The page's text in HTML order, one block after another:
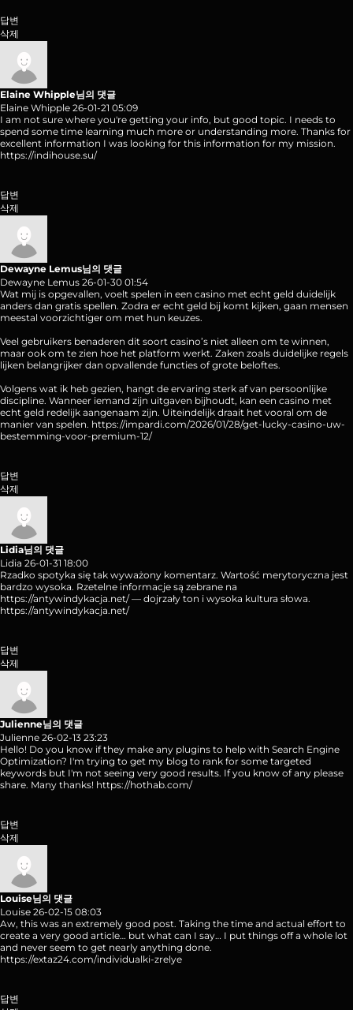
답변
삭제
Elaine Whipple님의 댓글
Elaine Whipple 26-01-21 05:09
I am not sure where you're getting your info, but good topic. I needs to
spend some time learning much more or understanding more. Thanks for
excellent information I was looking for this information for my mission.
https://indihouse.su/
답변
삭제
Dewayne Lemus님의 댓글
Dewayne Lemus 26-01-30 01:54
Wat mij is opgevallen, voelt spelen in een casino met echt geld duidelijk
anders dan gratis spellen. Zodra er echt geld bij komt kijken, gaan mensen
meestal voorzichtiger om met hun keuzes.
Veel gebruikers benaderen dit soort casino’s niet alleen om te winnen,
maar ook om te zien hoe het platform werkt. Zaken zoals duidelijke regels
lijken belangrijker dan opvallende functies of grote beloftes.
Volgens wat ik heb gezien, hangt de ervaring sterk af van persoonlijke
discipline. Wanneer iemand zijn uitgaven bijhoudt, kan een casino met
echt geld redelijk aangenaam zijn. Uiteindelijk draait het vooral om de
manier van spelen. https://impardi.com/2026/01/28/get-lucky-casino-uw-
bestemming-voor-premium-12/
답변
삭제
Lidia님의 댓글
Lidia 26-01-31 18:00
Rzadko spotyka się tak wyważony komentarz. Wartość merytoryczna jest
bardzo wysoka. Rzetelne informacje są zebrane na
https://antywindykacja.net/— dojrzały ton i wysoka kultura słowa.
https://antywindykacja.net/
답변
삭제
Julienne님의 댓글
Julienne 26-02-13 23:23
Hello! Do you know if they make any plugins to help with Search Engine
Optimization? I'm trying to get my blog to rank for some targeted
keywords but I'm not seeing very good results. If you know of any please
share. Many thanks! https://hothab.com/
답변
삭제
Louise님의 댓글
Louise 26-02-15 08:03
Aw, this was an extremely good post. Taking the time and actual effort to
create a very good article… but what can I say… I put things off a whole lot
and never seem to get nearly anything done.
https://extaz24.com/individualki-zrelye
답변